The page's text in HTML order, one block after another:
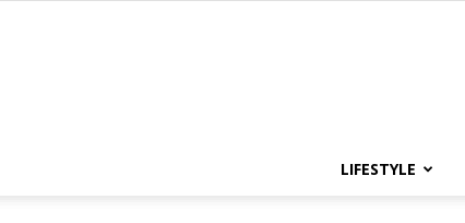
LIFESTYLE